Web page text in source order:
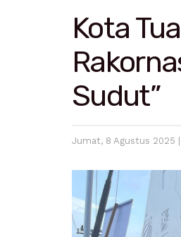
Kota
Sudut”
Jumat, 8 Agustus 2025